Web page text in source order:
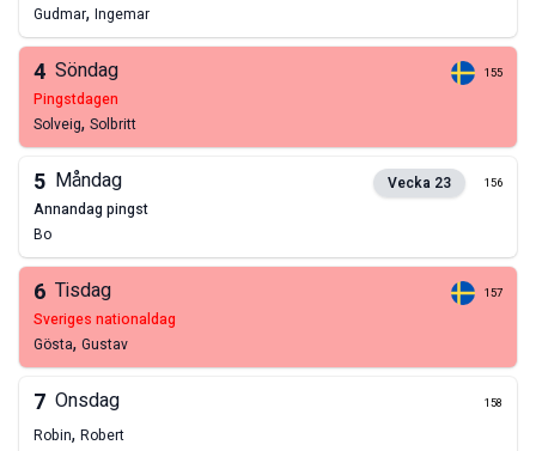
Gudmar, Ingemar
4 Söndag 155
pingstdagen
Solveig, Solbritt
5 Måndag Vecka 23 156
annandag pingst
Bo
6 Tisdag 157
sveriges nationaldag
Gösta, Gustav
7 Onsdag 158
Robin, Robert